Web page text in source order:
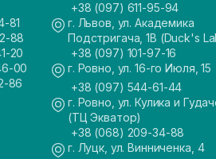
81
88
20
00
86
+38 (097) 611-95-94
г. Львов, ул. Академика
Подстригача, 1В (Duck's
+38 (097) 101-97-16
г. Ровно, ул. 16-го Июля, 15
+38 (097) 544-61-44
г. Ровно, ул. Кулика и
(ТЦ Экватор)
+38 (068) 209-34-88
г. Луцк, ул. Винниченка, 4